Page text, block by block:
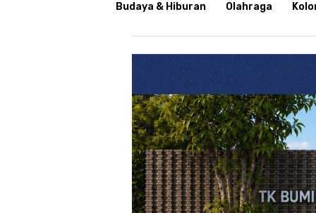
Budaya & Hiburan Olahraga